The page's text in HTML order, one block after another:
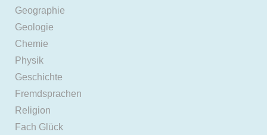
Geographie
Geologie
Chemie
Physik
Geschichte
Fremdsprachen
Religion
Fach Glück